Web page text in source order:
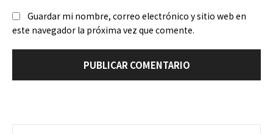
Guardar mi nombre, correo electrónico y sitio web en
este navegador la próxima vez que comente.